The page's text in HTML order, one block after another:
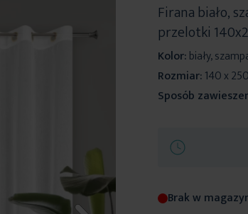
Firana biało,
przelotki
Kolor:biały,
Rozmiar:140 x
Sposób
Brak w